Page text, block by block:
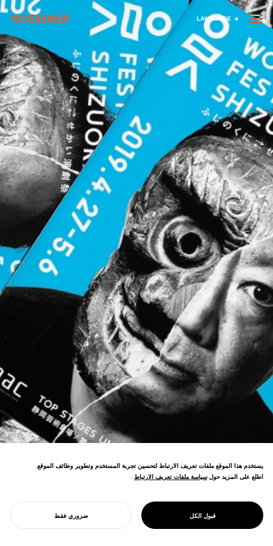
الرئيسية اختر اللغة
LANGUAGE
مهرجان المسرح
العالمي شيزوكا
ذهبية، وحصل على لقب أفضل تصميم شعار في
يستخدم هذا الموقع ملفات تعريف الارتباط لتحسين تجربة المستخدم وتطوير وظائف الموقع.
اطلع على المزيد حول سياسة ملفات تعريف الارتباط
سياسة ملفات تعريف الارتباط .
قبول الكل ضروري فقط